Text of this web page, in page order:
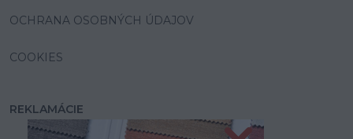
OCHRANA OSOBNÝCH ÚDAJOV
COOKIES
REKLAMÁCIE